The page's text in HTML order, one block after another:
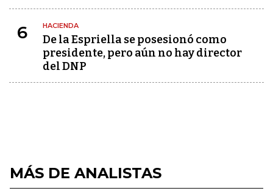
6 HACIENDA
De la Espriella se posesionó como
presidente, pero aún no hay director
del DNP
MÁS DE ANALISTAS